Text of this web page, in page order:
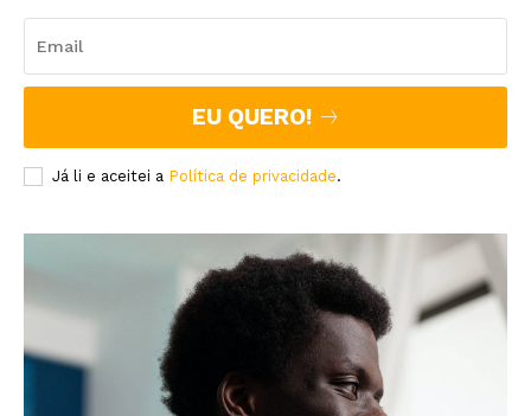
EU QUERO!
Já li e aceitei a Política de privacidade.